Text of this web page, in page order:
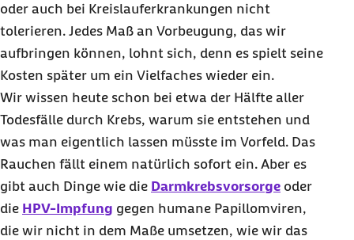
oder auch bei Kreislauferkrankungen nicht
tolerieren. Jedes Maß an Vorbeugung, das wir
aufbringen können, lohnt sich, denn es spielt seine
Kosten später um ein Vielfaches wieder ein.
Wir wissen heute schon bei etwa der Hälfte aller
Todesfälle durch Krebs, warum sie entstehen und
was man eigentlich lassen müsste im Vorfeld. Das
Rauchen fällt einem natürlich sofort ein. Aber es
gibt auch Dinge wie die Darmkrebsvorsorge oder
die HPV-Impfung gegen humane Papillomviren,
die wir nicht in dem Maße umsetzen, wie wir das